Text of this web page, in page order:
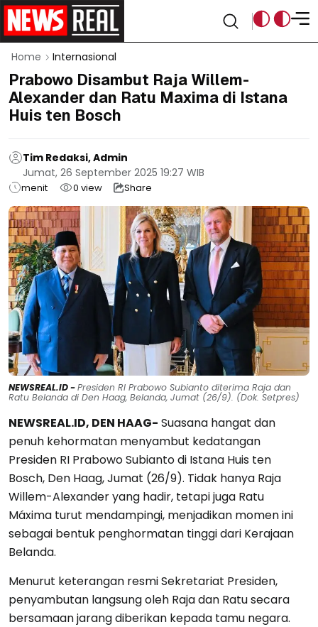
Home Internasional
Prabowo Disambut Raja Willem-
Alexander dan Ratu Maxima di Istana
Huis ten Bosch
Tim Redaksi, Admin
Jumat, 26 September 2025 19:27 WIB
menit 0 view Share
NEWSREAL.ID -Presiden RI Prabowo Subianto diterima Raja dan
Ratu Belanda di Den Haag, Belanda, Jumat (26/9). (Dok. Setpres)
NEWSREAL.ID, DEN HAAG- Suasana hangat dan
penuh kehormatan menyambut kedatangan
Presiden RI Prabowo Subianto di Istana Huis ten
Bosch, Den Haag, Jumat (26/9). Tidak hanya Raja
Willem-Alexander yang hadir, tetapi juga Ratu
Máxima turut mendampingi, menjadikan momen ini
sebagai bentuk penghormatan tinggi dari Kerajaan
Belanda.
Menurut keterangan resmi Sekretariat Presiden,
penyambutan langsung oleh Raja dan Ratu secara
bersamaan jarang diberikan kepada tamu negara.